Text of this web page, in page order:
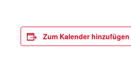
Zum Kalender hinzufügen